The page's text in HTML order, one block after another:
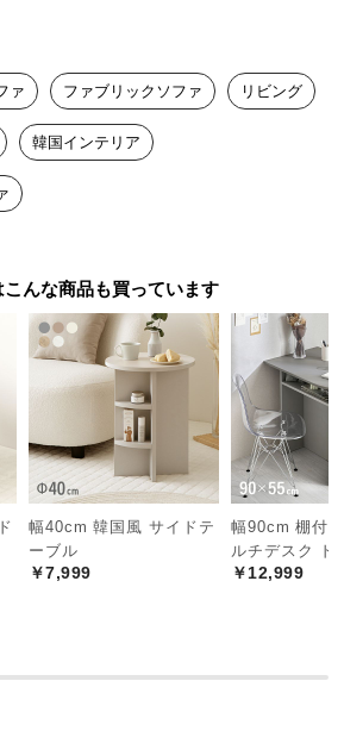
ァ ファブリックソファ リビング
韓国インテリア
んな商品も買っています
幅40cm 韓国風 サイドテ
ーブル
￥7,999
幅90cm 棚付
ルチデスク ド
￥12,999